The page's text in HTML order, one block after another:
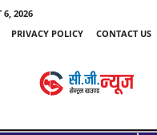
6, 2026
PRIVACY POLICY CONTACT US